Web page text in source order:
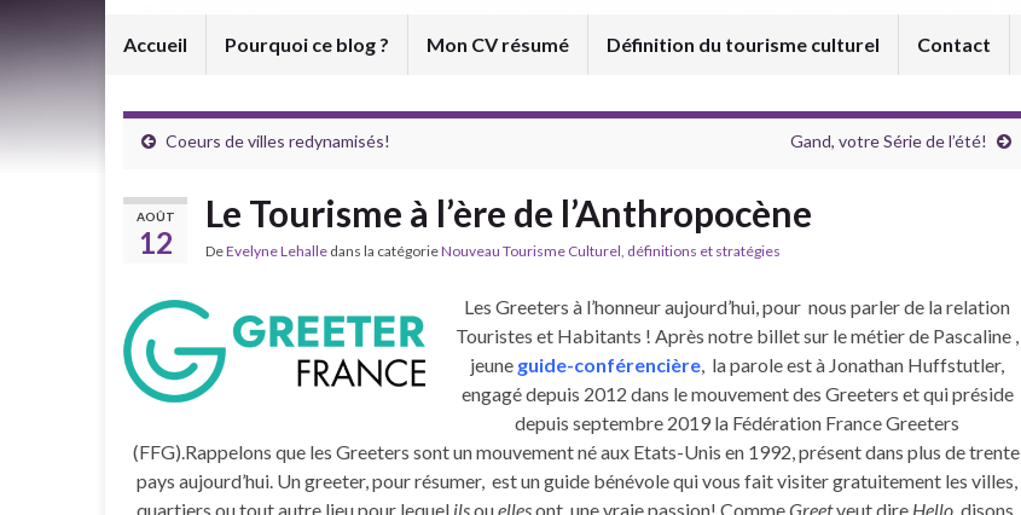
Accueil Pourquoi ce blog ? Mon CV résumé Définition du tourisme culturel Contact
Coeurs de villes redynamisés! Gand, votre Série de l’été!
AOÛT
12
Le Tourisme à l’ère de l’Anthropocène
DeEvelyne Lehalle dans la catégorieNouveau Tourisme Culturel, définitions et stratégies
Les Greeters à l’honneur aujourd’hui, pour nous parler de la relation
Touristes et Habitants ! Après notre billet sur le métier de Pascaline ,
jeune guide-conférencière, la parole est à Jonathan Huffstutler,
engagé depuis 2012 dans le mouvement des Greeters et qui préside
depuis septembre 2019 la Fédération France Greeters
(FFG).Rappelons que les Greeters sont un mouvement né aux Etats-Unis en 1992, présent dans plus de trente
pays aujourd’hui. Un greeter, pour résumer, est un guide bénévole qui vous fait visiter gratuitement les villes,
quartiers ou tout autre lieu pour lequelilsouellesont une vraie passion! CommeGreetveut dire Hello, disons